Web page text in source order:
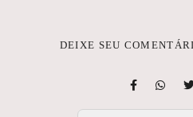
DEIXE SEU